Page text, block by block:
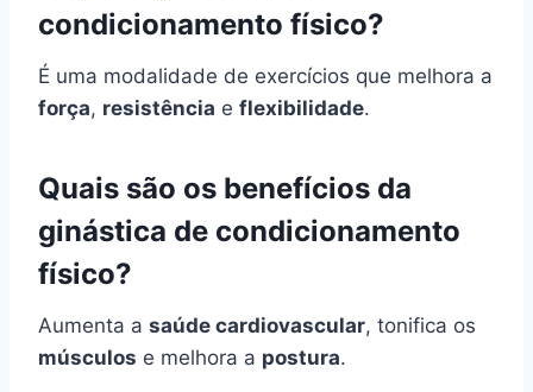
condicionamento físico?
É uma modalidade de exercícios que melhora a
força, resistência e flexibilidade.
Quais são os benefícios da
ginástica de condicionamento
físico?
Aumenta a saúde cardiovascular, tonifica os
músculos e melhora a postura.